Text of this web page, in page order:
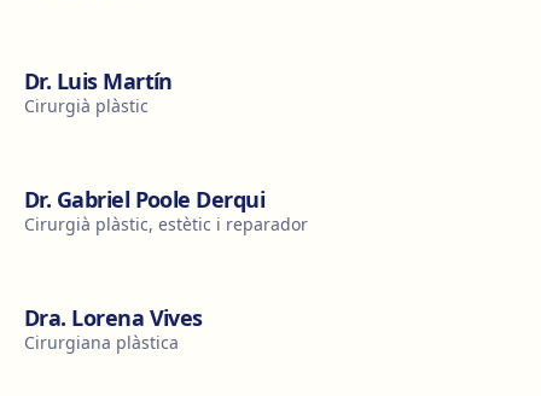
Dr. Luis Martín
Cirurgià plàstic
Dr. Gabriel Poole Derqui
Cirurgià plàstic, estètic i reparador
Dra. Lorena Vives
Cirurgiana plàstica